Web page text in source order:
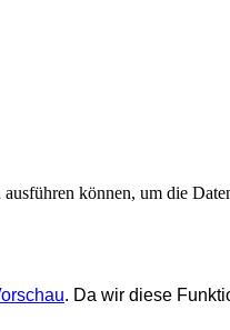
können, um die
. Da wir diese